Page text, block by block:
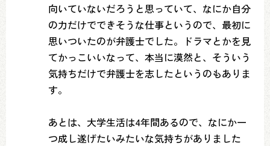
向いていないだろうと思っていて、なにか自分
の力だけでできそうな仕事というので、最初に
思いついたのが弁護士でした。ドラマとかを見
てかっこいいなって、本当に漠然と、そういう
気持ちだけで弁護士を志したというのもありま
す。
あとは、大学生活は4年間あるので、なにか一
つ成し遂げたいみたいな気持ちがありました